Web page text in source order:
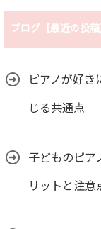
ブログ【最近の投稿
ピアノが好
じる共通点
子どものピア
リットと注意